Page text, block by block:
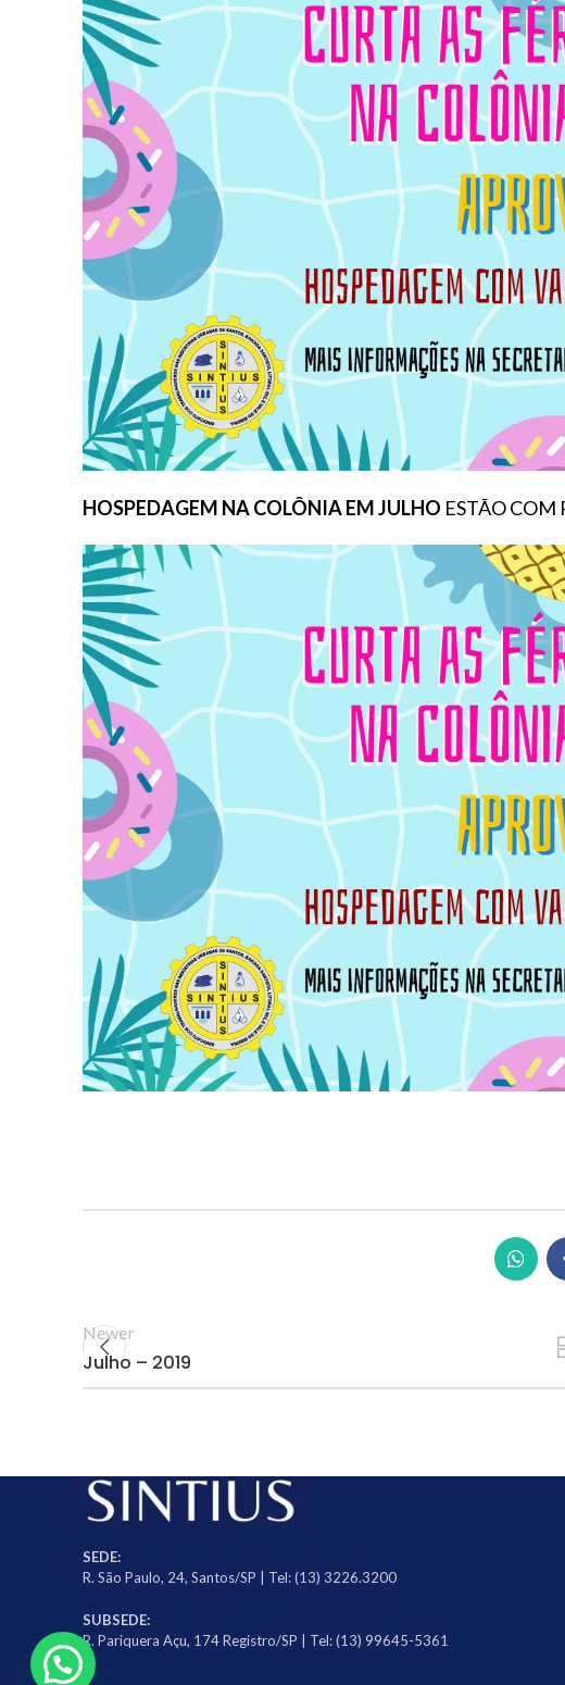
HOSPEDAGEM NA COLÔNIA EM JULHO ESTÃO COM
Newer
Julho – 2019
SEDE:
R. São Paulo, 24, Santos/SP | Tel: (13) 3226.3200
SUBSEDE:
R. Pariquera Açu, 174 Registro/SP | Tel: (13) 99645-5361